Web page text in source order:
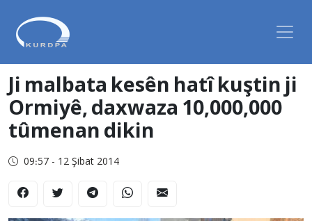
Ji malbata kesên hatî kuştin ji
Ormiyê, daxwaza 10,000,000
tûmenan dikin
09:57 - 12 Şibat 2014